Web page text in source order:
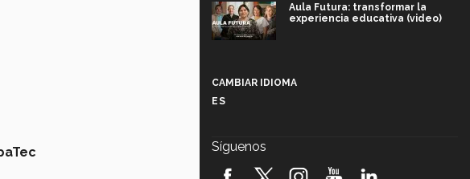
Aula Futura: transformar la
experiencia educativa (video)
robótica FIRST 2026! (video)
CAMBIAR IDIOMA
ES
Síguenos